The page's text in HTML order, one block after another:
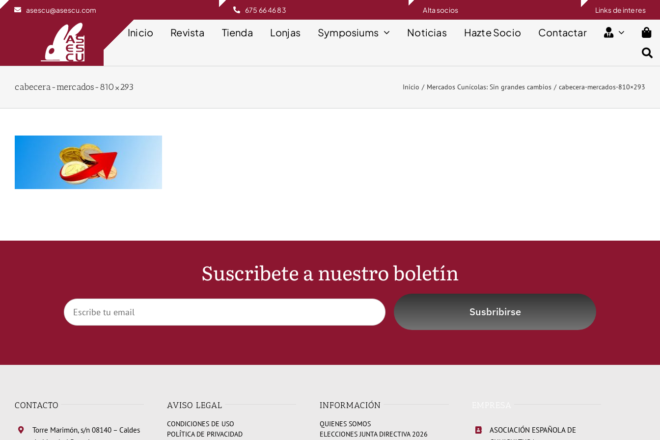
Saltar
asescu@asescu.com 675 66 46 83 Alta socios Links de interes
Inicio Revista Tienda Lonjas Symposiums Noticias Hazte Socio Contactar
cabecera-mercados-810×293 Inicio Mercados Cunícolas: Sin grandes cambios cabecera-mercados-810×293
Suscribete a nuestro boletín
Susbribirse
CONTACTO
Torre Marimón, s/n 08140 – Caldes
AVISO LEGAL
CONDICIONES DE USO
POLÍTICA DE PRIVACIDAD
INFORMACIÓN
QUIENES SOMOS
ELECCIONES JUNTA DIRECTIVA 2026
ASOCIACIÓN ESPAÑOLA DE